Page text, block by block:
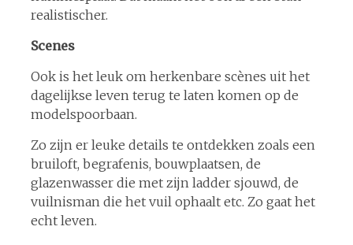
realistischer.
Scenes
Ook is het leuk om herkenbare scènes uit het
dagelijkse leven terug te laten komen op de
modelspoorbaan.
Zo zijn er leuke details te ontdekken zoals een
bruiloft, begrafenis, bouwplaatsen, de
glazenwasser die met zijn ladder sjouwd, de
vuilnisman die het vuil ophaalt etc. Zo gaat het
echt leven.